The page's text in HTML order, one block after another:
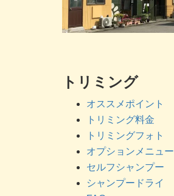
トリミング
オススメポイント
トリミング料金
トリミングフォト
オプションメニュー
セルフシャンプー
シャンプードライ